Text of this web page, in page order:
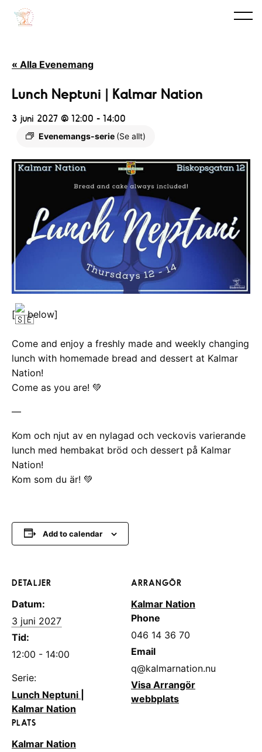
« Alla Evenemang
Lunch Neptuni | Kalmar Nation
3 juni 2027 @ 12:00 - 14:00
Evenemangs-serie (Se allt)
[ below]
Come and enjoy a freshly made and weekly changing
lunch with homemade bread and dessert at Kalmar
Nation!
Come as you are! 💚
—
Kom och njut av en nylagad och veckovis varierande
lunch med hembakat bröd och dessert på Kalmar
Nation!
Kom som du är! 💚
Add to calendar
DETALJER
Datum:
3 juni 2027
Tid:
12:00 - 14:00
Serie:
Lunch Neptuni |
Kalmar Nation
PLATS
Kalmar Nation
ARRANGÖR
Kalmar Nation
Phone
046 14 36 70
Email
q@kalmarnation.nu
Visa Arrangör
webbplats